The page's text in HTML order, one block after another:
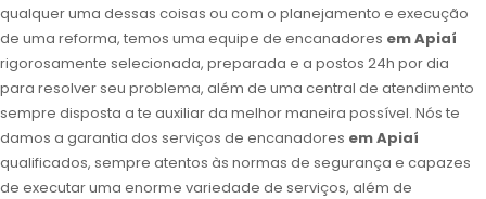
qualquer uma dessas coisas ou com o planejamento e execução
de uma reforma, temos uma equipe de encanadores em Apiaí
rigorosamente selecionada, preparada e a postos 24h por dia
para resolver seu problema, além de uma central de atendimento
sempre disposta a te auxiliar da melhor maneira possível. Nós te
damos a garantia dos serviços de encanadores em Apiaí
qualificados, sempre atentos às normas de segurança e capazes
de executar uma enorme variedade de serviços, além de